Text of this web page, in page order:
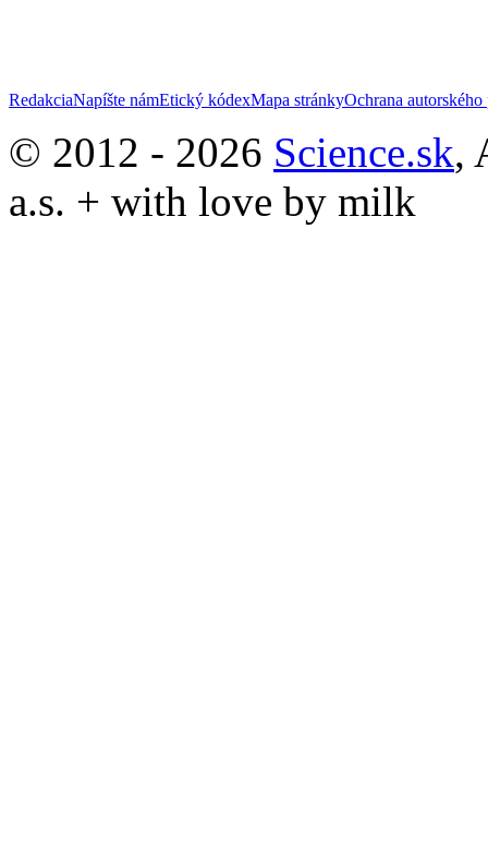
RedakciaNapíšte námEtický kódexMapa stránkyOchrana autorského
© 2012 - 2026 Science.sk,
a.s. + with love by milk